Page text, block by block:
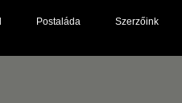
Postaláda Szerzőink